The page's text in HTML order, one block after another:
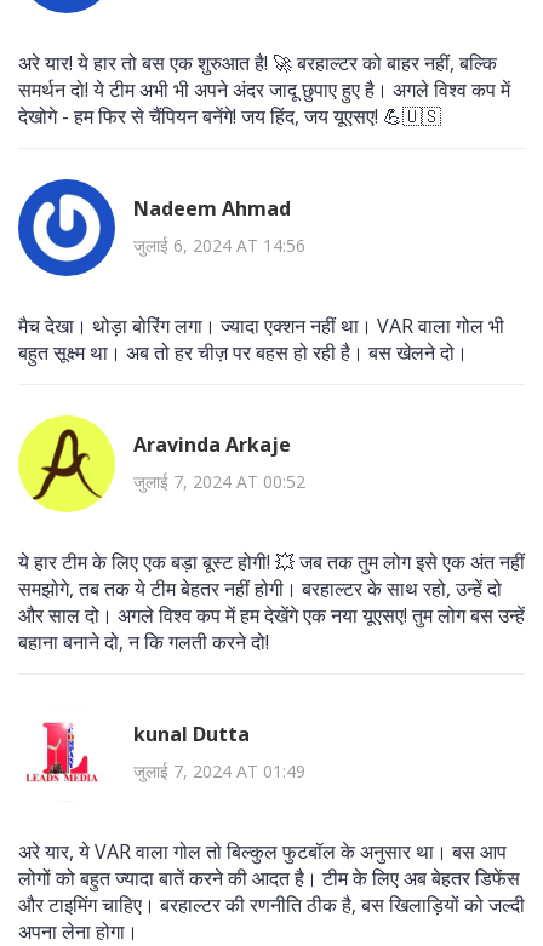
अरे यार! ये हार तो बस एक शुरुआत है! 🚀 बरहाल्टर को बाहर नहीं, बल्कि
समर्थन दो! ये टीम अभी भी अपने अंदर जादू छुपाए हुए है। अगले विश्व कप में
देखोगे - हम फिर से चैंपियन बनेंगे! जय हिंद, जय यूएसए! 💪🇺🇸
Nadeem Ahmad
जुलाई 6, 2024 AT 14:56
मैच देखा। थोड़ा बोरिंग लगा। ज्यादा एक्शन नहीं था। VAR वाला गोल भी
बहुत सूक्ष्म था। अब तो हर चीज़ पर बहस हो रही है। बस खेलने दो।
Aravinda Arkaje
जुलाई 7, 2024 AT 00:52
ये हार टीम के लिए एक बड़ा बूस्ट होगी! 💥 जब तक तुम लोग इसे एक अंत नहीं
समझोगे, तब तक ये टीम बेहतर नहीं होगी। बरहाल्टर के साथ रहो, उन्हें दो
और साल दो। अगले विश्व कप में हम देखेंगे एक नया यूएसए! तुम लोग बस उन्हें
बहाना बनाने दो, न कि गलती करने दो!
kunal Dutta
जुलाई 7, 2024 AT 01:49
अरे यार, ये VAR वाला गोल तो बिल्कुल फुटबॉल के अनुसार था। बस आप
लोगों को बहुत ज्यादा बातें करने की आदत है। टीम के लिए अब बेहतर डिफेंस
और टाइमिंग चाहिए। बरहाल्टर की रणनीति ठीक है, बस खिलाड़ियों को जल्दी
अपना लेना होगा।